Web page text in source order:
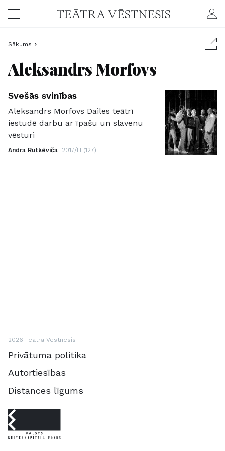
Sākums
Aleksandrs Morfovs
Svešās svinības
Aleksandrs Morfovs Dailes teātrī
iestudē darbu ar īpašu un slavenu
vēsturi
Andra Rutkēviča 2017/III (127)
2026 Teātra Vēstnesis
Privātuma politika
Autortiesības
Distances līgums